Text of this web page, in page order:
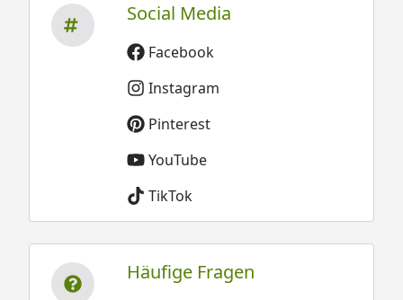
Social Media
Facebook
Instagram
Pinterest
YouTube
TikTok
Häufige Fragen